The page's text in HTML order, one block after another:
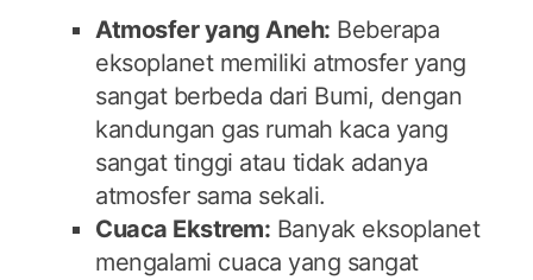
Atmosfer yang Aneh: Beberapa
eksoplanet memiliki atmosfer yang
sangat berbeda dari Bumi, dengan
kandungan gas rumah kaca yang
sangat tinggi atau tidak adanya
atmosfer sama sekali.
Cuaca Ekstrem: Banyak eksoplanet
mengalami cuaca yang sangat